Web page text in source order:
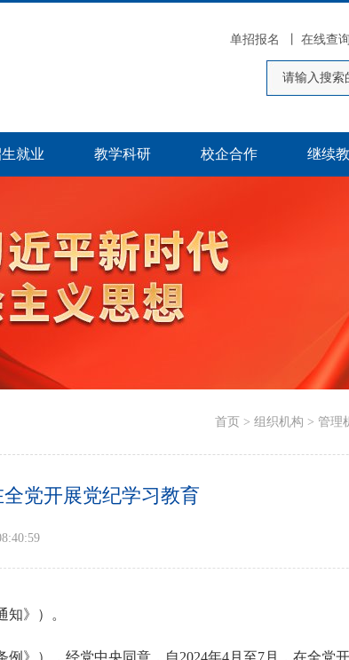
单招报名 在线查询
就业 教学科研 校企合作 继续
首页 > 组织机构 > 管理
党开展党纪学习教育
》）。
》），经党中央同意，自2024年4月至7月，在全党